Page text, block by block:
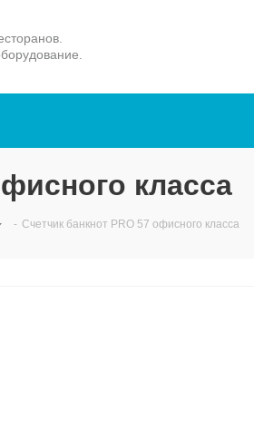
класса
- Счетчик банкнот PRO 57 офисного класса